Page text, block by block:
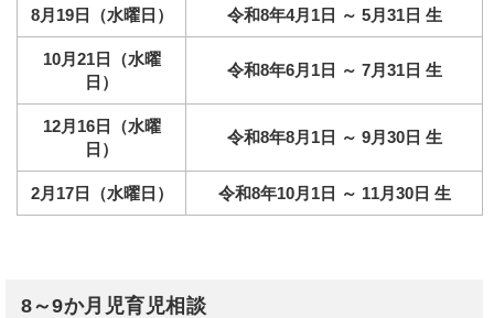
8月19日（水曜日） 令和8年4月1日 ～ 5月31日 生
10月21日（水曜
日）
令和8年6月1日 ～ 7月31日 生
12月16日（水曜
日）
令和8年8月1日 ～ 9月30日 生
2月17日（水曜日） 令和8年10月1日 ～ 11月30日 生
8～9か月児育児相談